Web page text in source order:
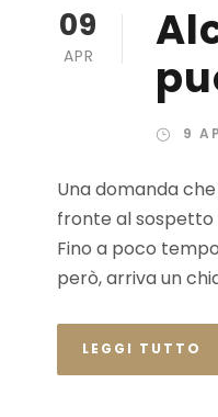
09
APR
9
Una domanda
fronte al sospetto
Fino a poco
però, arriva un
LEGGI TUTTO